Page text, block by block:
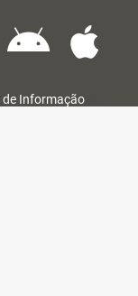
de Informação